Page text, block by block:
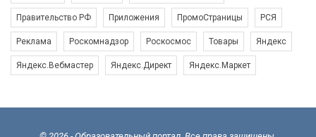
Правительство РФ Приложения ПромоСтраницы РСЯ
Реклама Роскомнадзор Роскосмос Товары Яндекс
Яндекс.Вебмастер Яндекс.Директ Яндекс.Маркет